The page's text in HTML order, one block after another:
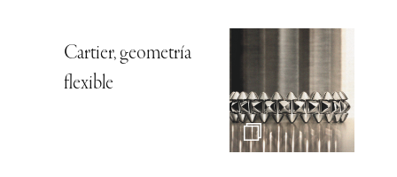
Cartier, geometría
flexible